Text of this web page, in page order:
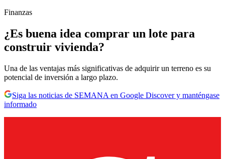
Finanzas
¿Es buena idea comprar un lote para
construir vivienda?
Una de las ventajas más significativas de adquirir un terreno es su
potencial de inversión a largo plazo.
Siga las noticias de SEMANA en Google Discover y manténgase
informado